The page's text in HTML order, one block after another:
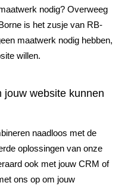
nodig? Overweeg
is het zusje van RB-
maatwerk nodig hebben,
willen.
jouw website kunnen
naadloos met de
oplossingen van onze
ook met jouw CRM of
ons op om jouw